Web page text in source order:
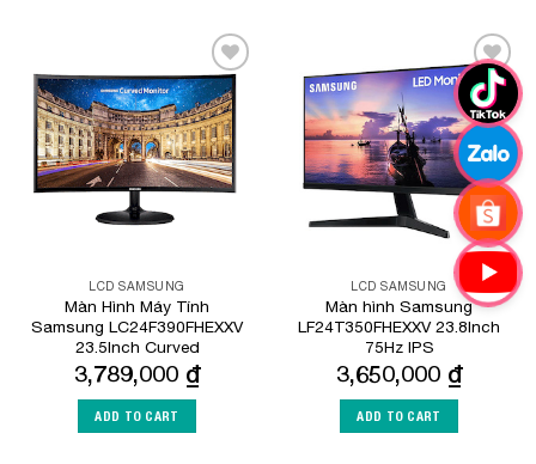
Add to
Wishlist
LCD SAMSUNG
Màn Hình Máy Tính
Samsung LC24F390FHEXXV
23.5Inch Curved
3,789,000 ₫
ADD TO CART
Add to
Wishlist
LCD SAMSUNG
Màn hình Samsung
LF24T350FHEXXV 23.8Inch
75Hz IPS
3,650,000 ₫
ADD TO CART